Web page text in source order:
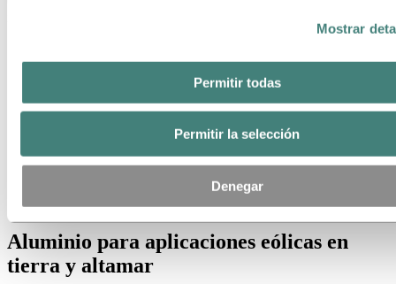
Mostrar
Permitir todas
Permitir la selección
Denegar
Aluminio para aplicaciones eólicas en
tierra y altamar